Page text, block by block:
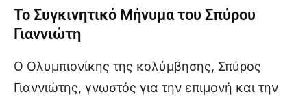
Το Συγκινητικό Μήνυμα του Σπύρου
Γιαννιώτη
Ο Ολυμπιονίκης της κολύμβησης, Σπύρος
Γιαννιώτης, γνωστός για την επιμονή και την